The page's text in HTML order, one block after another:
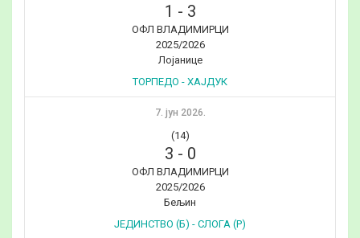
1 - 3
ОФЛ ВЛАДИМИРЦИ
2025/2026
Лојанице
ТОРПЕДО - ХАЈДУК
7. јун 2026.
(14)
3 - 0
ОФЛ ВЛАДИМИРЦИ
2025/2026
Бељин
ЈЕДИНСТВО (Б) - СЛОГА (Р)